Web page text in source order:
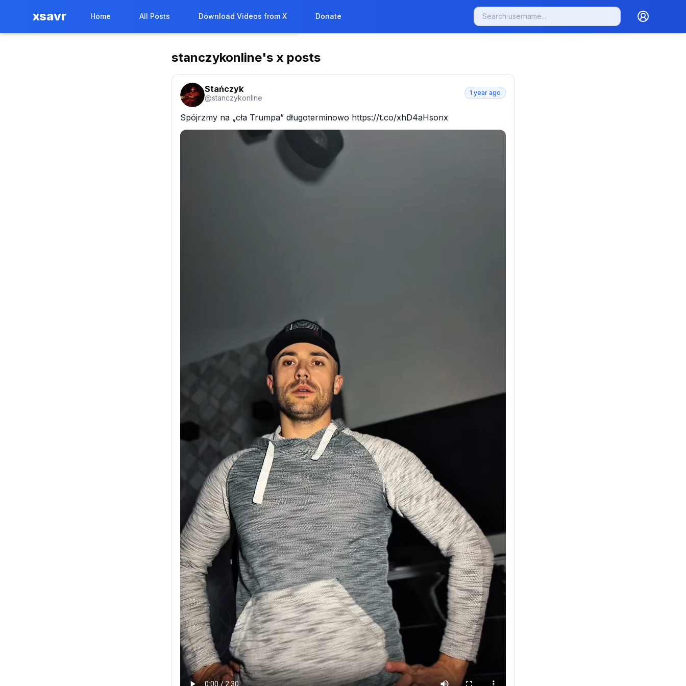
xsavr Home All Posts Download Videos from X Donate
stanczykonline's x posts
Stańczyk
@stanczykonline
1 year ago
Spójrzmy na „cła Trumpa” długoterminowo https://t.co/xhD4aHsonx